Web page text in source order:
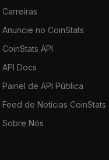
Carreiras
Anuncie no CoinStats
CoinStats API
API Docs
Painel de API Pública
Feed de Notícias CoinStats
Sobre Nós